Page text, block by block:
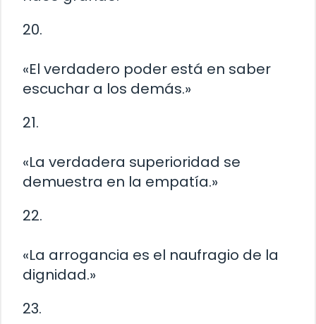
20.
«El verdadero poder está en saber
escuchar a los demás.»
21.
«La verdadera superioridad se
demuestra en la empatía.»
22.
«La arrogancia es el naufragio de la
dignidad.»
23.